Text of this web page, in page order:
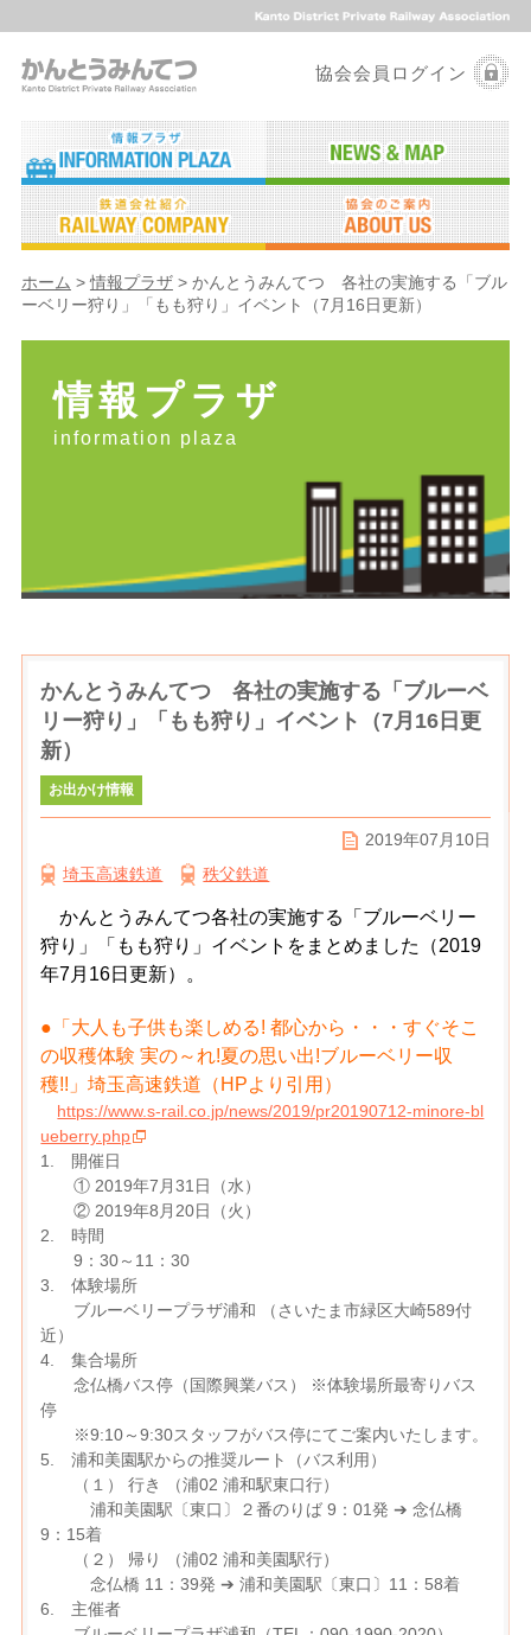
協会会員ログイン
ホーム >情報プラザ> かんとうみんてつ 各社の実施する「ブル
ーベリー狩り」「もも狩り」イベント（7月16日更新）
情報プラザ
information plaza
かんとうみんてつ 各社の実施する「ブルーベ
リー狩り」「もも狩り」イベント（7月16日更
新）
お出かけ情報
埼玉高速鉄道 秩父鉄道
2019年07月10日
かんとうみんてつ各社の実施する「ブルーベリー
狩り」「もも狩り」イベントをまとめました（2019
年7月16日更新）。
●「大人も子供も楽しめる! 都心から・・・すぐそこ
の収穫体験 実の～れ!夏の思い出!ブルーベリー収
穫!!」埼玉高速鉄道（HPより引用）
https://www.s-rail.co.jp/news/2019/pr20190712-minore-bl
ueberry.php
1. 開催日
① 2019年7月31日（水）
② 2019年8月20日（火）
2. 時間
9：30～11：30
3. 体験場所
ブルーベリープラザ浦和 （さいたま市緑区大崎589付
近）
4. 集合場所
念仏橋バス停（国際興業バス） ※体験場所最寄りバス
停
※9:10～9:30スタッフがバス停にてご案内いたします。
5. 浦和美園駅からの推奨ルート（バス利用）
（１） 行き （浦02 浦和駅東口行）
浦和美園駅〔東口〕２番のりば 9：01発 ➔ 念仏橋
9：15着
（２） 帰り （浦02 浦和美園駅行）
念仏橋 11：39発 ➔ 浦和美園駅〔東口〕11：58着
6. 主催者